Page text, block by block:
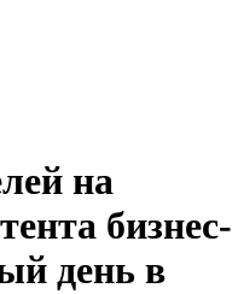
на
бизнес-
день в